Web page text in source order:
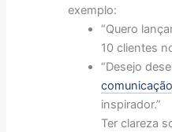
exemplo:
“Quero
10 clientes
“Desejo
comunicação
inspirador.”
Ter clareza